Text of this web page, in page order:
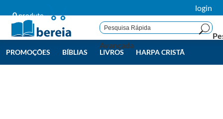
0produto
login
Avançada
PROMOÇÕES BÍBLIAS LIVROS HARPA CRISTÃ